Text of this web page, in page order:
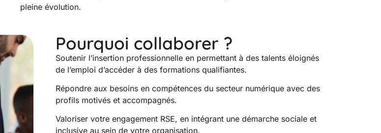
pleine évolution.
Pourquoi collaborer ?
Soutenir l’insertion professionnelle en permettant à des talents éloignés
de l’emploi d’accéder à des formations qualifiantes.
Répondre aux besoins en compétences du secteur numérique avec des
profils motivés et accompagnés.
Valoriser votre engagement RSE, en intégrant une démarche sociale et
inclusive au sein de votre organisation.